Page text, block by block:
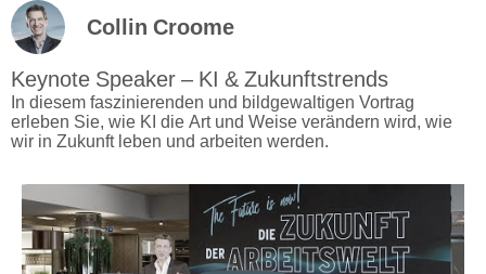
Collin Croome
Keynote Speaker – KI & Zukunftstrends
In diesem faszinierenden und bildgewaltigen Vortrag
erleben Sie, wie KI die Art und Weise verändern wird, wie
wir in Zukunft leben und arbeiten werden.